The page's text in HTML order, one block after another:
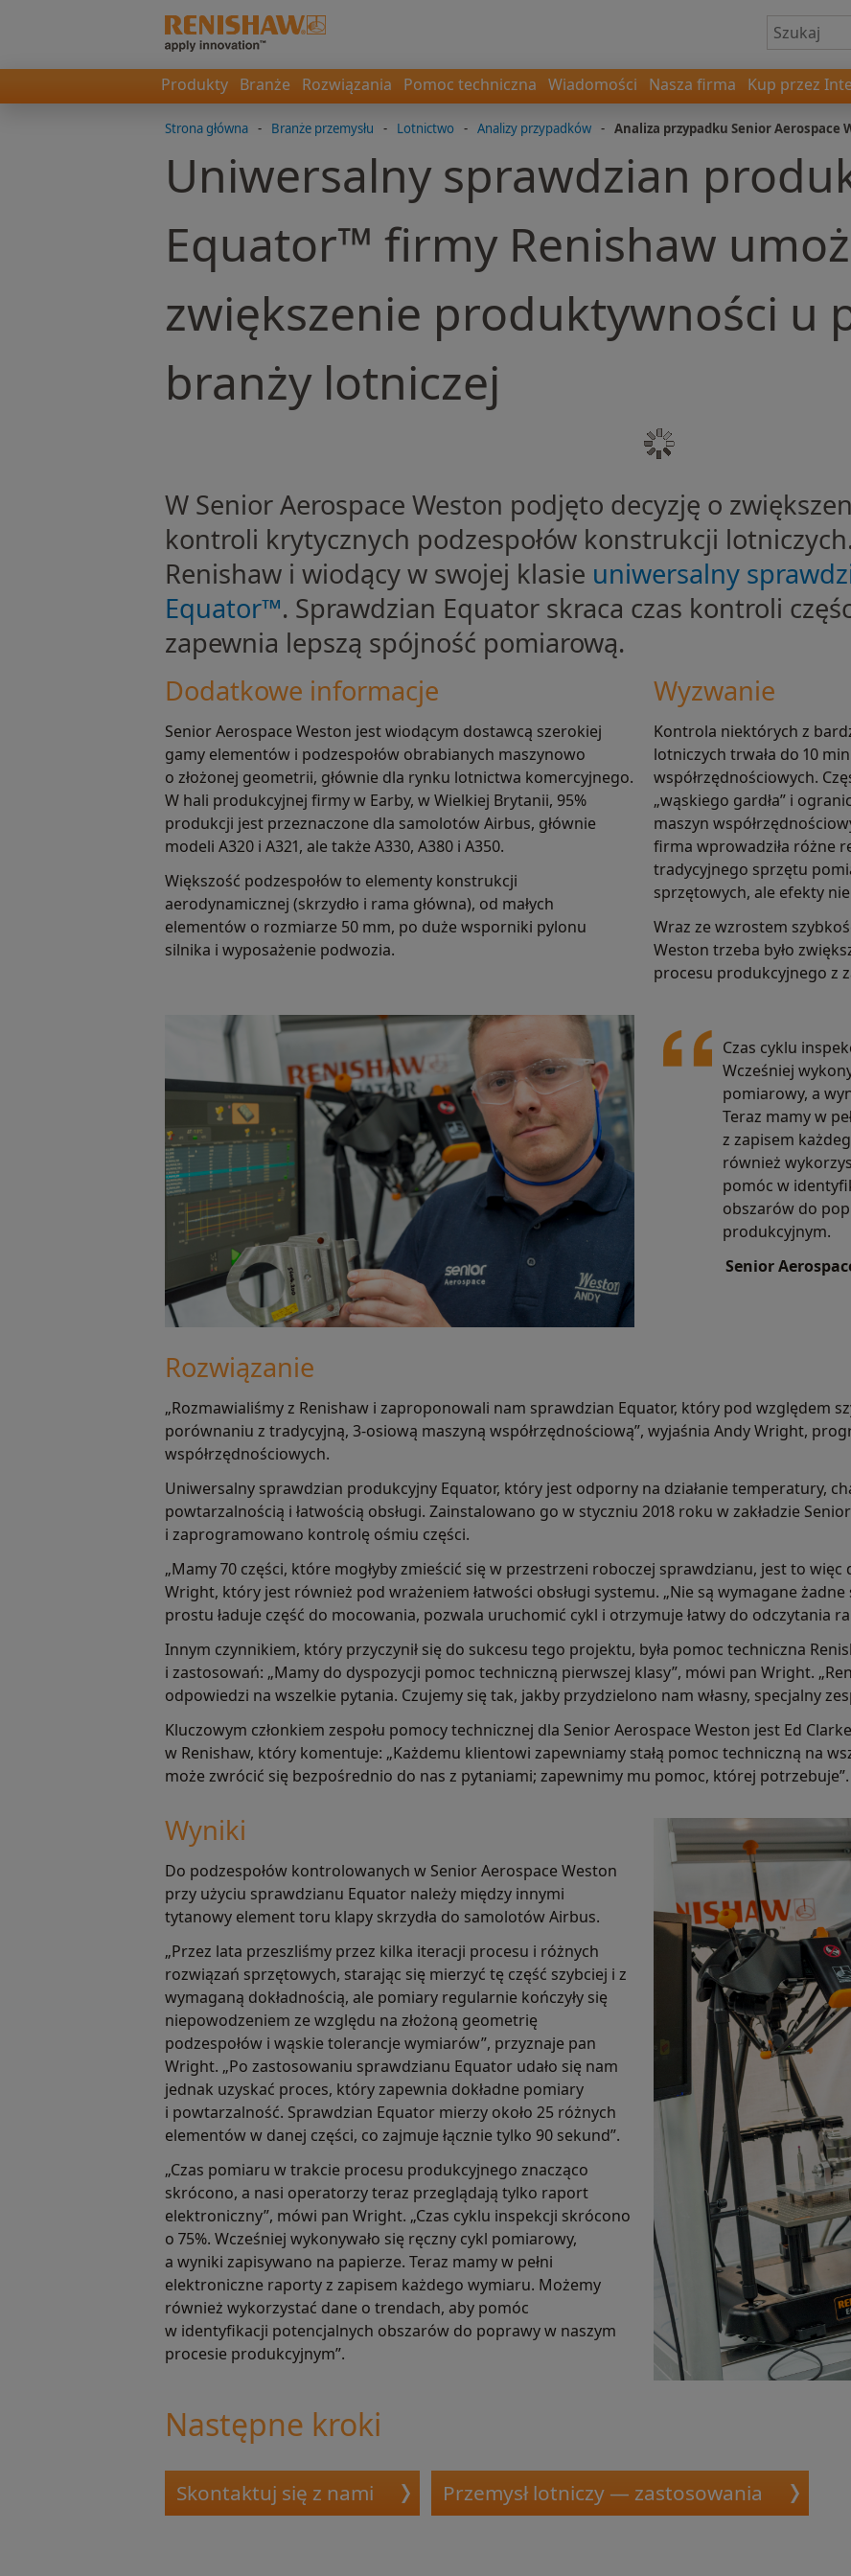
Produkty Branże Rozwiązania Pomoc techniczna Wiadomości Nasza firma Kup przez
Strona główna - Branże przemysłu - Lotnictwo - Analizy przypadków - Analiza przypadku Senior Aerospace
Uniwersalny sprawdzian
Equator™ firmy Renishaw
zwiększenie produktywności u
branży lotniczej
W Senior Aerospace Weston podjęto decyzję o
kontroli krytycznych podzespołów konstrukcji
Renishaw i wiodący w swojej klasie uniwersalny
Equator™. Sprawdzian Equator skraca czas kontroli
zapewnia lepszą spójność pomiarową.
Dodatkowe informacje
Senior Aerospace Weston jest wiodącym dostawcą szerokiej
gamy elementów i podzespołów obrabianych maszynowo
o złożonej geometrii, głównie dla rynku lotnictwa komercyjnego.
W hali produkcyjnej firmy w Earby, w Wielkiej Brytanii, 95%
produkcji jest przeznaczone dla samolotów Airbus, głównie
modeli A320 i A321, ale także A330, A380 i A350.
Większość podzespołów to elementy konstrukcji
aerodynamicznej (skrzydło i rama główna), od małych
elementów o rozmiarze 50 mm, po duże wsporniki pylonu
silnika i wyposażenie podwozia.
Wyzwanie
Kontrola niektórych z
lotniczych trwała do 10
współrzędnościowych.
„wąskiego gardła” i
maszyn
firma wprowadziła różne
tradycyjnego sprzętu
sprzętowych, ale efekty
Wraz ze wzrostem
Weston trzeba było
procesu produkcyjnego z
Czas cyklu
Wcześniej
pomiarowy, a
Teraz mamy w
z zapisem
również
pomóc w
obszarów do
produkcyjnym.
Senior
Rozwiązanie
„Rozmawialiśmy z Renishaw i zaproponowali nam sprawdzian Equator, który pod względem
porównaniu z tradycyjną, 3-osiową maszyną współrzędnościową”, wyjaśnia Andy Wright,
współrzędnościowych.
Uniwersalny sprawdzian produkcyjny Equator, który jest odporny na działanie temperatury,
powtarzalnością i łatwością obsługi. Zainstalowano go w styczniu 2018 roku w zakładzie
i zaprogramowano kontrolę ośmiu części.
„Mamy 70 części, które mogłyby zmieścić się w przestrzeni roboczej sprawdzianu, jest to więc
Wright, który jest również pod wrażeniem łatwości obsługi systemu. „Nie są wymagane
prostu ładuje część do mocowania, pozwala uruchomić cykl i otrzymuje łatwy do odczytania
Innym czynnikiem, który przyczynił się do sukcesu tego projektu, była pomoc techniczna
i zastosowań: „Mamy do dyspozycji pomoc techniczną pierwszej klasy”, mówi pan Wright.
odpowiedzi na wszelkie pytania. Czujemy się tak, jakby przydzielono nam własny, specjalny
Kluczowym członkiem zespołu pomocy technicznej dla Senior Aerospace Weston jest Ed
w Renishaw, który komentuje: „Każdemu klientowi zapewniamy stałą pomoc techniczną na
może zwrócić się bezpośrednio do nas z pytaniami; zapewnimy mu pomoc, której potrzebuje”.
Wyniki
Do podzespołów kontrolowanych w Senior Aerospace Weston
przy użyciu sprawdzianu Equator należy między innymi
tytanowy element toru klapy skrzydła do samolotów Airbus.
„Przez lata przeszliśmy przez kilka iteracji procesu i różnych
rozwiązań sprzętowych, starając się mierzyć tę część szybciej i z
wymaganą dokładnością, ale pomiary regularnie kończyły się
niepowodzeniem ze względu na złożoną geometrię
podzespołów i wąskie tolerancje wymiarów”, przyznaje pan
Wright. „Po zastosowaniu sprawdzianu Equator udało się nam
jednak uzyskać proces, który zapewnia dokładne pomiary
i powtarzalność. Sprawdzian Equator mierzy około 25 różnych
elementów w danej części, co zajmuje łącznie tylko 90 sekund”.
„Czas pomiaru w trakcie procesu produkcyjnego znacząco
skrócono, a nasi operatorzy teraz przeglądają tylko raport
elektroniczny”, mówi pan Wright. „Czas cyklu inspekcji skrócono
o 75%. Wcześniej wykonywało się ręczny cykl pomiarowy,
a wyniki zapisywano na papierze. Teraz mamy w pełni
elektroniczne raporty z zapisem każdego wymiaru. Możemy
również wykorzystać dane o trendach, aby pomóc
w identyfikacji potencjalnych obszarów do poprawy w naszym
procesie produkcyjnym”.
Następne kroki
Skontaktuj się z nami Przemysł lotniczy — zastosowania